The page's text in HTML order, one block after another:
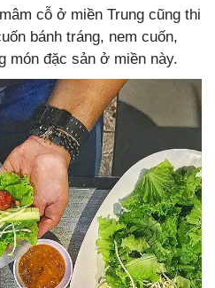
cỗ ở miền Trung cũng thi
bánh tráng, nem cuốn,
món đặc sản ở miền này.